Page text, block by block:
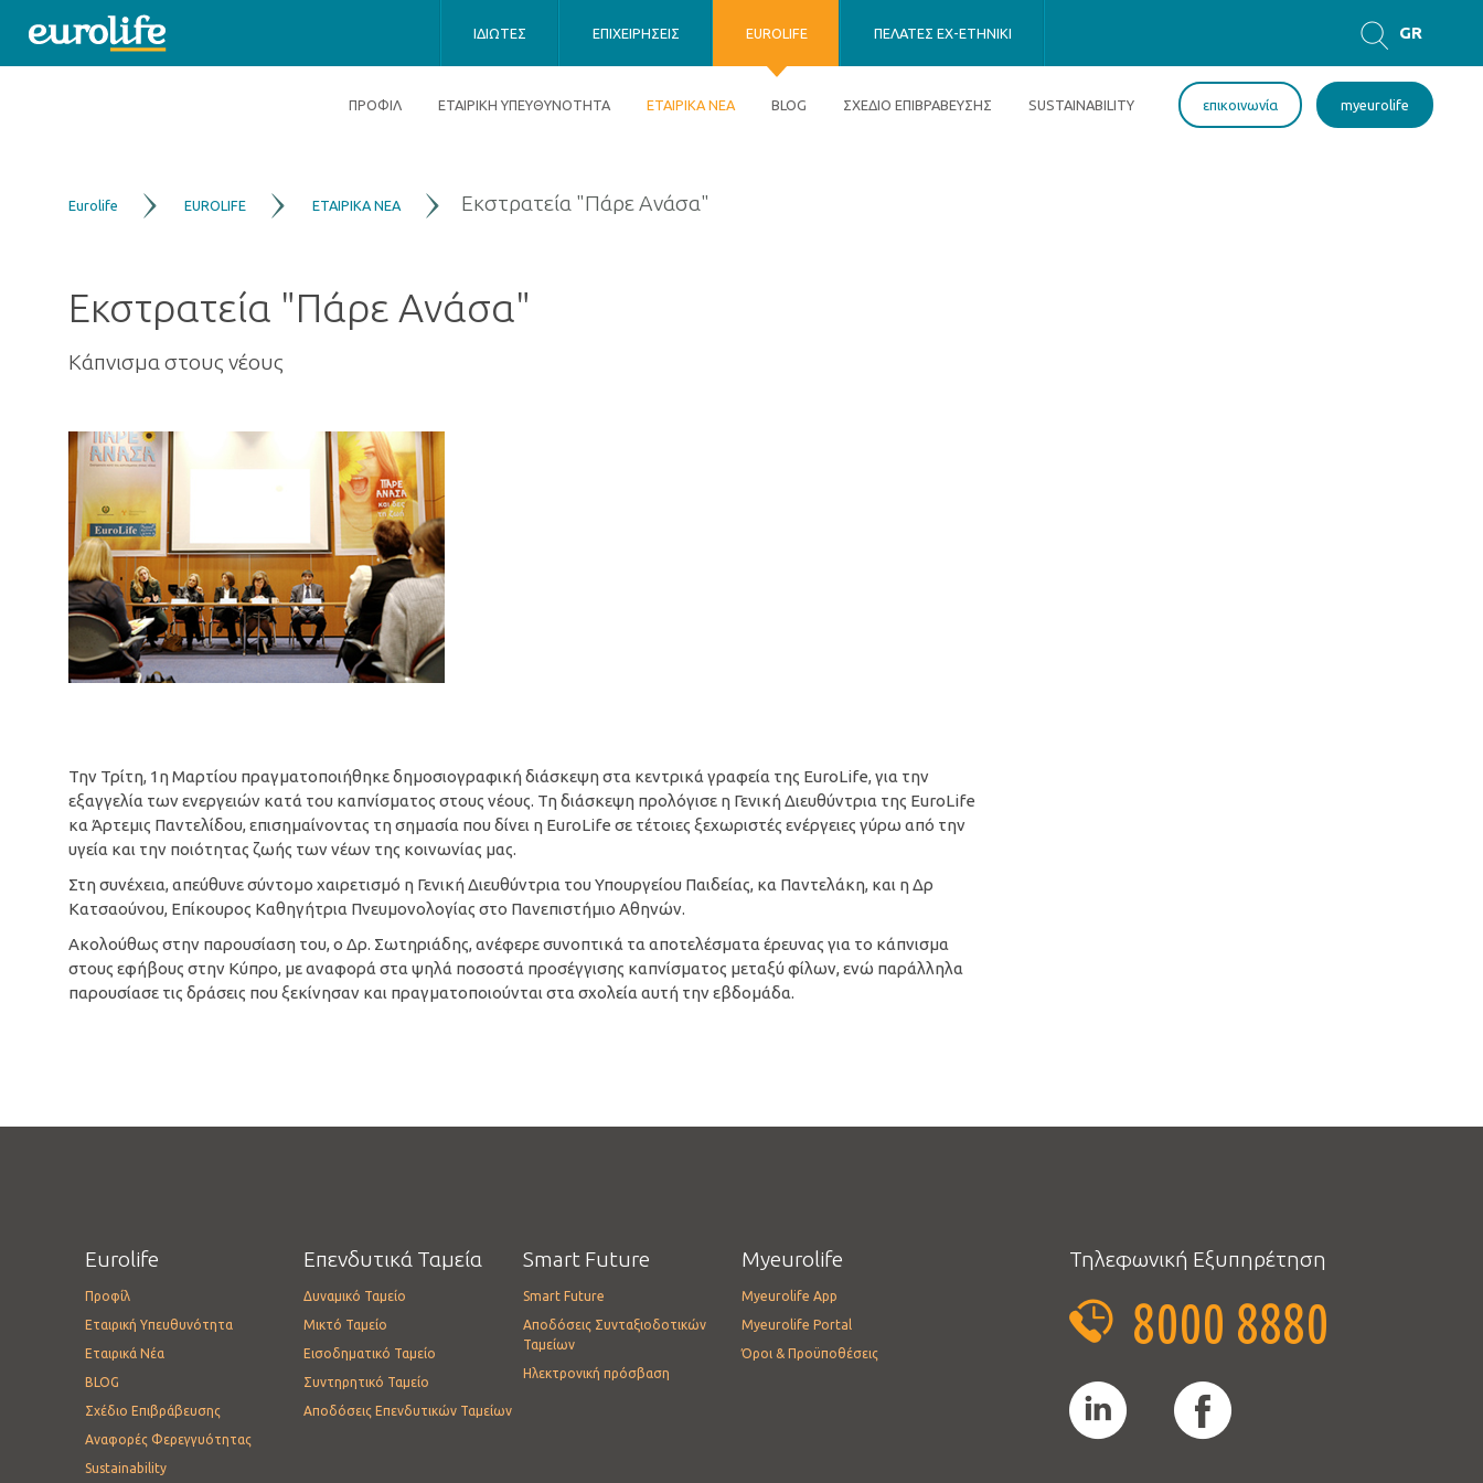
ΙΔΙΩΤΕΣ ΕΠΙΧΕΙΡΗΣΕΙΣ EUROLIFE
ΠΡΟΦΙΛ ΕΤΑΙΡΙΚΗ ΥΠΕΥΘΥΝΟΤΗΤΑ ΕΤΑΙΡΙΚΑ ΝΕΑ BLOG ΣΧΕΔΙΟ ΕΠΙΒΡΑΒΕΥΣΗΣ SUSTAINABILITY
ΠΕΛΑΤΕΣ EX-ETHNIKI GR
EN
επικοινωνία myeurolife
Eurolife EUROLIFE ΕΤΑΙΡΙΚΑ ΝΕΑ Eκστρατεία "Πάρε Ανάσα"
Eκστρατεία "Πάρε Ανάσα"
Κάπνισμα στους νέους
Την Τρίτη, 1η Μαρτίου πραγματοποιήθηκε δημοσιογραφική διάσκεψη στα κεντρικά γραφεία της EuroLife, για την
εξαγγελία των ενεργειών κατά του καπνίσματος στους νέους. Τη διάσκεψη προλόγισε η Γενική Διευθύντρια της EuroLife
κα Άρτεμις Παντελίδου, επισημαίνοντας τη σημασία που δίνει η EuroLife σε τέτοιες ξεχωριστές ενέργειες γύρω από την
υγεία και την ποιότητας ζωής των νέων της κοινωνίας μας.
Στη συνέχεια, απεύθυνε σύντομο χαιρετισμό η Γενική Διευθύντρια του Υπουργείου Παιδείας, κα Παντελάκη, και η Δρ
Κατσαούνου, Επίκουρος Καθηγήτρια Πνευμονολογίας στο Πανεπιστήμιο Αθηνών.
Ακολούθως στην παρουσίαση του, ο Δρ. Σωτηριάδης, ανέφερε συνοπτικά τα αποτελέσματα έρευνας για το κάπνισμα
στους εφήβους στην Κύπρο, με αναφορά στα ψηλά ποσοστά προσέγγισης καπνίσματος μεταξύ φίλων, ενώ παράλληλα
παρουσίασε τις δράσεις που ξεκίνησαν και πραγματοποιούνται στα σχολεία αυτή την εβδομάδα.
Eurolife
Προφίλ
Εταιρική Υπευθυνότητα
Εταιρικά Νέα
BLOG
Σχέδιο Επιβράβευσης
Αναφορές Φερεγγυότητας
Sustainability
Επενδυτικά Ταμεία
Δυναμικό Ταμείο
Μικτό Ταμείο
Εισοδηματικό Ταμείο
Συντηρητικό Ταμείο
Αποδόσεις Επενδυτικών Ταμείων
Smart Future
Smart Future
Αποδόσεις Συνταξιοδοτικών
Ταμείων
Ηλεκτρονική πρόσβαση
Myeurolife
Myeurolife App
Myeurolife Portal
Όροι & Προϋποθέσεις
Τηλεφωνική Εξυπηρέτηση
8000 8880